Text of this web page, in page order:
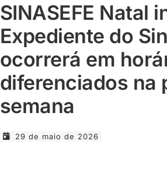
SINASEFE Natal
Expediente do
ocorrerá em
diferenciados na
semana
29 de maio de 2026